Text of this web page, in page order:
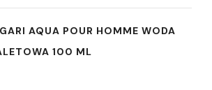
AQUA POUR HOMME WODA
100 ML